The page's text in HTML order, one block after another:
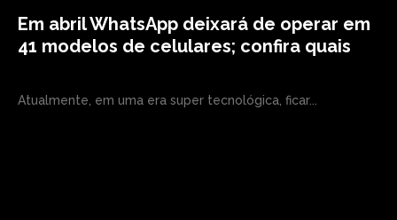
Em abril WhatsApp deixará de operar em
41 modelos de celulares; confira quais
Atualmente, em uma era super tecnológica, ficar...